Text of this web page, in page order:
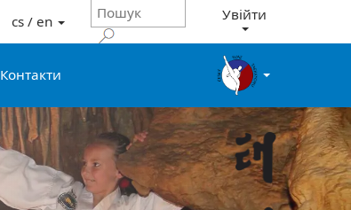
cs / en Увійти
Контакти